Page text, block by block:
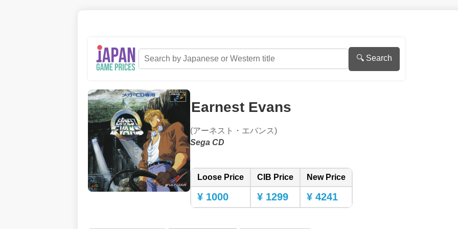
🔍 Search
Earnest Evans
(アーネスト・エバンス)
Sega CD
Loose Price CIB Price New Price
¥ 1000 ¥ 1299 ¥ 4241